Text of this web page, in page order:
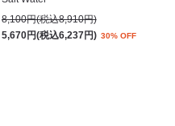
8,100円(税込8,910円)
5,670円(税込6,237円) 30% OFF